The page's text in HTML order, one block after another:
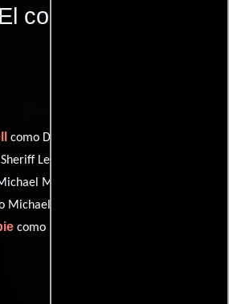
comienzo
como Dr. Samuel Loomis
Lee Brackett
Myers
Michael Myers, age 10
como Deborah Myers